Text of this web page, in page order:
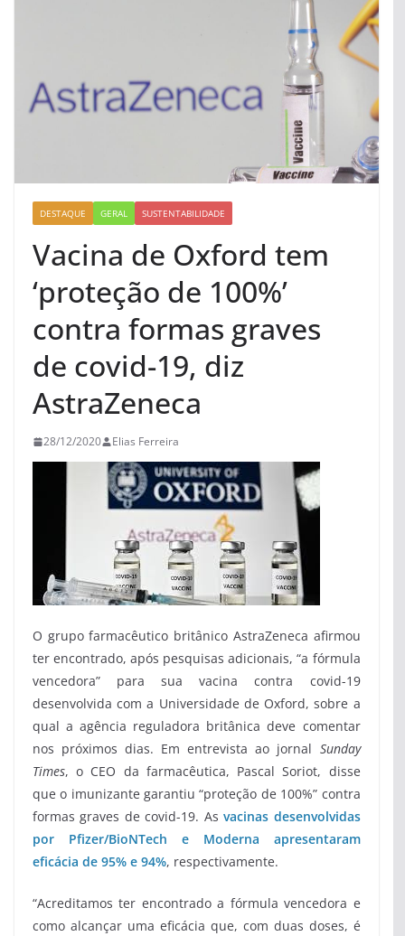
DESTAQUE GERAL SUSTENTABILIDADE
Vacina de Oxford tem
‘proteção de 100%’
contra formas graves
de covid-19, diz
AstraZeneca
28/12/2020 Elias Ferreira
O grupo farmacêutico britânico AstraZeneca afirmou
ter encontrado, após pesquisas adicionais, “a fórmula
vencedora” para sua vacina contra covid-19
desenvolvida com a Universidade de Oxford, sobre a
qual a agência reguladora britânica deve comentar
nos próximos dias. Em entrevista ao jornal Sunday
Times, o CEO da farmacêutica, Pascal Soriot, disse
que o imunizante garantiu “proteção de 100%” contra
formas graves de covid-19. As vacinas desenvolvidas
por Pfizer/BioNTech e Moderna apresentaram
eficácia de 95% e 94%, respectivamente.
“Acreditamos ter encontrado a fórmula vencedora e
como alcançar uma eficácia que, com duas doses, é